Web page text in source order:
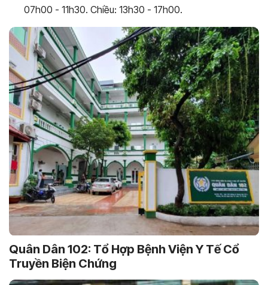
07h00 - 11h30. Chiều: 13h30 - 17h00.
Quân Dân 102: Tổ Hợp Bệnh Viện Y Tế Cổ
Truyền Biện Chứng